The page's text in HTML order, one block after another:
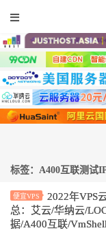
标签：A400互联测试
便宜VPS
2022年VPS
总：艾云/华纳云/
据/A400互联/